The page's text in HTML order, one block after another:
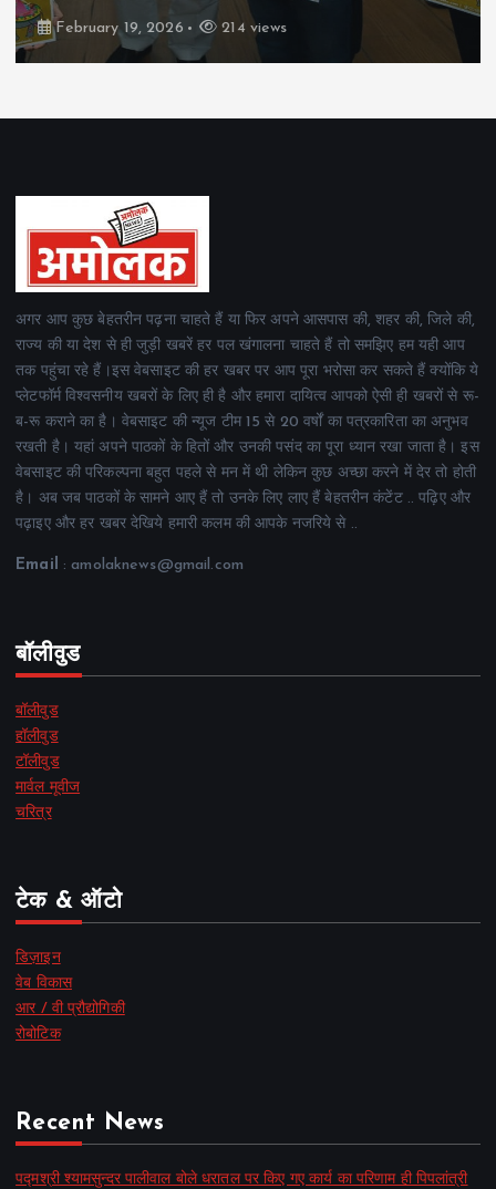
February 19, 2026 214 views
अगर आप कुछ बेहतरीन पढ़ना चाहते हैं या फिर अपने आसपास की, शहर की, जिले की,
राज्य की या देश से ही जुड़ी खबरें हर पल खंगालना चाहते हैं तो समझिए हम यही आप
तक पहुंचा रहे हैं।इस वेबसाइट की हर खबर पर आप पूरा भरोसा कर सकते हैं क्योंकि ये
प्लेटफॉर्म विश्वसनीय खबरों के लिए ही है और हमारा दायित्व आपको ऐसी ही खबरों से रू-
ब-रू कराने का है। वेबसाइट की न्यूज टीम 15 से 20 वर्षों का पत्रकारिता का अनुभव
रखती है। यहां अपने पाठकों के हितों और उनकी पसंद का पूरा ध्यान रखा जाता है। इस
वेबसाइट की परिकल्पना बहुत पहले से मन में थी लेकिन कुछ अच्छा करने में देर तो होती
है। अब जब पाठकों के सामने आए हैं तो उनके लिए लाए हैं बेहतरीन कंटेंट .. पढ़िए और
पढ़ाइए और हर खबर देखिये हमारी कलम की आपके नजरिये से ..
Email : amolaknews@gmail.com
बॉलीवुड
बॉलीवुड
हॉलीवुड
टॉलीवुड
मार्वल मूवीज
चरित्र
टेक & ऑटो
डिज़ाइन
वेब विकास
आर / वी प्रौद्योगिकी
रोबोटिक
Recent News
पद्मश्री श्यामसुन्दर पालीवाल बोले धरातल पर किए गए कार्य का परिणाम ही पिपलांत्री